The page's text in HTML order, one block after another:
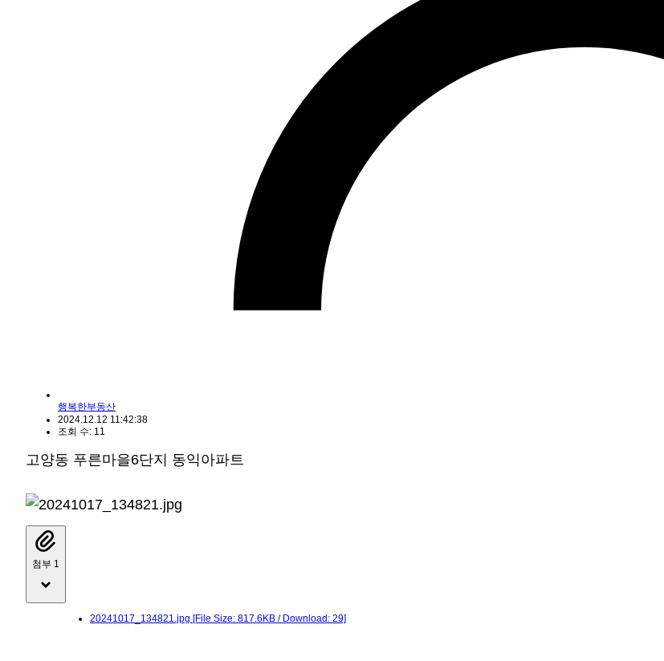
행복한부동산
2024.12.12 11:42:38
조회 수: 11
고양동 푸른마을6단지 동익아파트
첨부 1
20241017_134821.jpg [File Size: 817.6KB / Download: 29]